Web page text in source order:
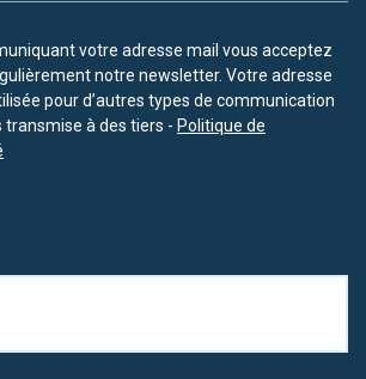
votre adresse mail vous acceptez
notre newsletter. Votre adresse
pour d’autres types de communication
transmise à des tiers - Politique de